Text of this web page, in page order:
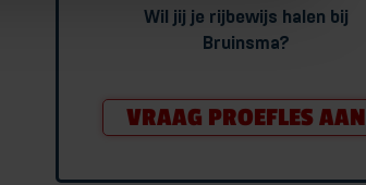
Wil jij je rijbewijs halen bij
Bruinsma?
VRAAG PROEFLES AAN